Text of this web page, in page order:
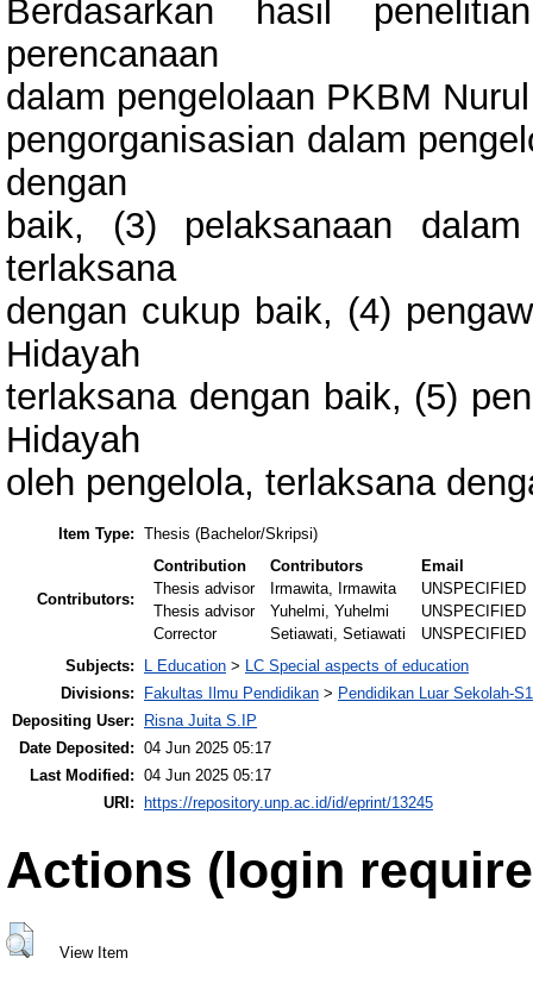
Berdasarkan hasil
perencanaan
dalam pengelolaan PKBM
pengorganisasian dalam
dengan
baik, (3) pelaksanaan
terlaksana
dengan cukup baik, (4)
Hidayah
terlaksana dengan baik, (5)
Hidayah
oleh pengelola, terlaksana
Item Type: Thesis (Bachelor/Skripsi)
Contributors:
Contribution Contributors
Email
Thesis advisor
Irmawita, Irmawita
UNSPECIFIED
Thesis advisor
Yuhelmi, Yuhelmi
UNSPECIFIED
Corrector
Setiawati, Setiawati
UNSPECIFIED
Subjects:
L Education > LC Special aspects of education
Divisions:
Fakultas Ilmu Pendidikan > Pendidikan Luar Sekolah-S1
Depositing User:
Risna Juita S.IP
Date Deposited: 04 Jun 2025 05:17
Last Modified: 04 Jun 2025 05:17
URI:
https://repository.unp.ac.id/id/eprint/13245
Actions (login
View Item